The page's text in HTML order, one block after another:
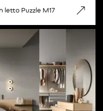
letto Puzzle M17